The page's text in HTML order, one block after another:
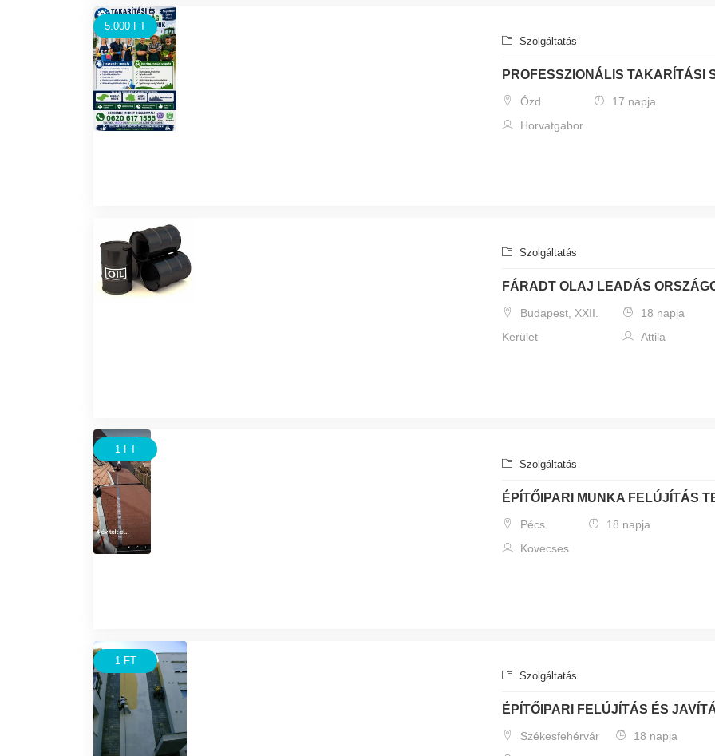
5.000 FT
Szolgáltatás
PROFESSZIONÁLIS TAKARÍTÁSI
Ózd
17 napja
Horvatgabor
Szolgáltatás
FÁRADT OLAJ LEADÁS
Budapest, XXII.
Kerület
18 napja
Attila
1 FT
Szolgáltatás
ÉPÍTŐIPARI MUNKA FELÚJÍTÁS
Pécs
18 napja
Kovecses
1 FT
Szolgáltatás
ÉPÍTŐIPARI FELÚJÍTÁS ÉS
Székesfehérvár
18 napja